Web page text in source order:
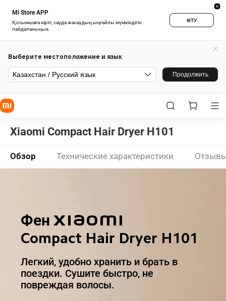
Mi Store APP
Қосымшаға кіріп, сауда жасаудың ыңғайлы мүмкіндігін
пайдаланыңыз.
ӨТУ
Выберите местоположение и язык
Казахстан / Русский язык Продолжить
Xiaomi Compact Hair Dryer H101
Обзор Технические характеристики
Фен Xiaomi
Compact Hair Dryer H101
Легкий, удобно хранить и брать в
поездки. Сушите быстро, не
повреждая волосы.